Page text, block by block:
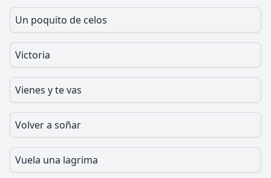
Un poquito de celos
Victoria
Vienes y te vas
Volver a soñar
Vuela una lagrima